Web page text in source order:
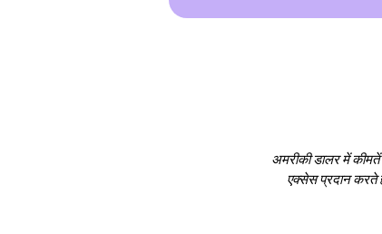
अमरीकी डालर में
एक्सेस प्रदान करते